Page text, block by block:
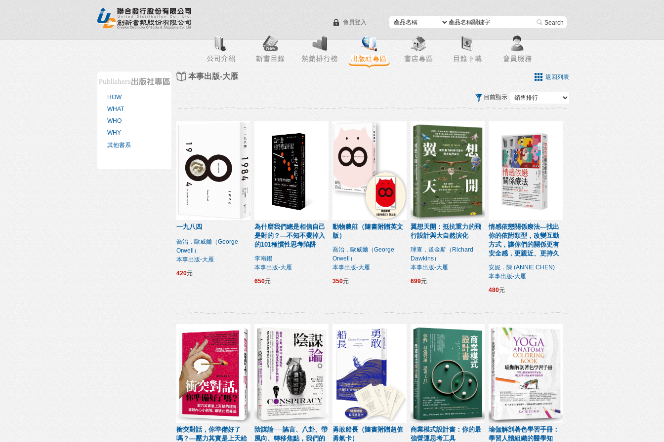
會員登入 進階搜尋
新書目錄 熱銷排行榜 出版社專區 書店專區 目錄下載 會員服務
HOW
WHAT
WHO
WHY
其他書系
本事出版-大雁 返回列表
目前顯示
一九八四
喬治．歐威爾（George
Orwell）
本事出版-大雁
420元
為什麼我們總是相信自己
是對的？—不知不覺掉入
的101種慣性思考陷阱
李南錫
本事出版-大雁
650元
動物農莊（隨書附贈英文
版）
喬治．歐威爾（George
Orwell）
本事出版-大雁
350元
翼想天開：抵抗重力的飛
行設計與大自然演化
理查．道金斯（Richard
Dawkins）
本事出版-大雁
699元
情感依戀關係療法—找出
你的依附類型，改變互動
方式，讓你們的關係更有
安全感，更親近、更持久
安妮．陳 (ANNIE CHEN)
本事出版-大雁
480元
衝突對話，你準備好了
嗎？—壓力其實是上天給
陰謀論──謠言、八卦、帶
風向、轉移焦點，我們的
勇敢船長（隨書附贈超值
勇氣卡）
商業模式設計書：你的最
強營運思考工具
瑜伽解剖著色學習手冊：
學習人體組織的醫學知